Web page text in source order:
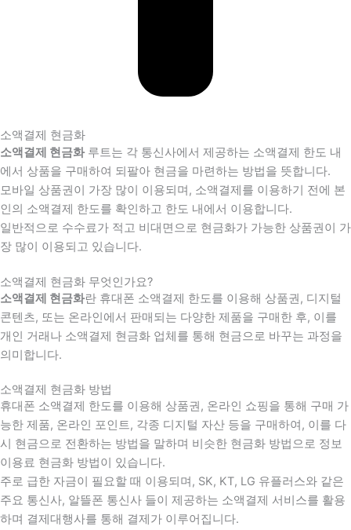
소액결제 현금화
소액결제 현금화루트는 각 통신사에서 제공하는 소액결제 한도 내
에서 상품을 구매하여 되팔아 현금을 마련하는 방법을 뜻합니다.
모바일 상품권이 가장 많이 이용되며, 소액결제를 이용하기 전에 본
인의 소액결제 한도를 확인하고 한도 내에서 이용합니다.
일반적으로 수수료가 적고 비대면으로 현금화가 가능한 상품권이 가
장 많이 이용되고 있습니다.
소액결제 현금화 무엇인가요?
소액결제 현금화란 휴대폰 소액결제 한도를 이용해 상품권, 디지털
콘텐츠, 또는 온라인에서 판매되는 다양한 제품을 구매한 후, 이를
개인 거래나 소액결제 현금화 업체를 통해 현금으로 바꾸는 과정을
의미합니다.
소액결제 현금화 방법
휴대폰 소액결제 한도를 이용해 상품권, 온라인 쇼핑을 통해 구매 가
능한 제품, 온라인 포인트, 각종 디지털 자산 등을 구매하여, 이를 다
시 현금으로 전환하는 방법을 말하며 비슷한 현금화 방법으로 정보
이용료 현금화 방법이 있습니다.
주로 급한 자금이 필요할 때 이용되며, SK, KT, LG 유플러스와 같은
주요 통신사, 알뜰폰 통신사 들이 제공하는 소액결제 서비스를 활용
하며 결제대행사를 통해 결제가 이루어집니다.